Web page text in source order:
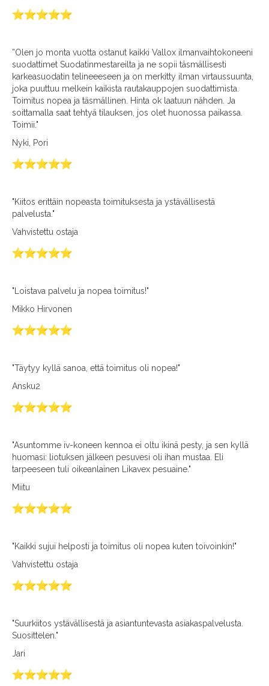
”Olen jo monta vuotta ostanut kaikki Vallox ilmanvaihtokoneeni
suodattimet Suodatinmestareilta ja ne sopii täsmällisesti
karkeasuodatin telineeeseen ja on merkitty ilman virtaussuunta,
joka puuttuu melkein kaikista rautakauppojen suodattimista.
Toimitus nopea ja täsmällinen. Hinta ok laatuun nähden. Ja
soittamalla saat tehtyä tilauksen, jos olet huonossa paikassa.
Toimii."
Nyki, Pori
"Kiitos erittäin nopeasta toimituksesta ja ystävällisestä
palvelusta."
Vahvistettu ostaja
"Loistava palvelu ja nopea toimitus!"
Mikko Hirvonen
"Täytyy kyllä sanoa, että toimitus oli nopea!"
Ansku2
"Asuntomme iv-koneen kennoa ei oltu ikinä pesty, ja sen kyllä
huomasi: liotuksen jälkeen pesuvesi oli ihan mustaa. Eli
tarpeeseen tuli oikeanlainen Likavex pesuaine."
Miitu
"Kaikki sujui helposti ja toimitus oli nopea kuten toivoinkin!"
Vahvistettu ostaja
"Suurkiitos ystävällisestä ja asiantuntevasta asiakaspalvelusta.
Suosittelen."
Jari